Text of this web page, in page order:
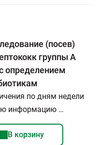
(посев)
группы А
определением
по дням недели
информацию …
В корзину